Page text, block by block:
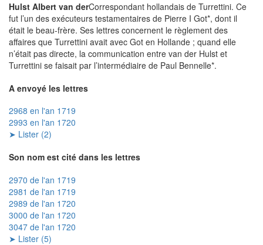
Hulst Albert van derCorrespondant hollandais de Turrettini. Ce
fut l’un des exécuteurs testamentaires de Pierre I Got*, dont il
était le beau-frère. Ses lettres concernent le règlement des
affaires que Turrettini avait avec Got en Hollande ; quand elle
n’était pas directe, la communication entre van der Hulst et
Turrettini se faisait par l’intermédiaire de Paul Bennelle*.
A envoyé les lettres
2968 en l'an 1719
2993 en l'an 1720
➤ Lister (2)
Son nom est cité dans les lettres
2970 de l'an 1719
2981 de l'an 1719
2989 de l'an 1720
3000 de l'an 1720
3047 de l'an 1720
➤ Lister (5)